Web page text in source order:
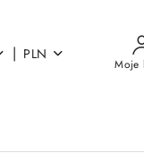
| PLN
Moje